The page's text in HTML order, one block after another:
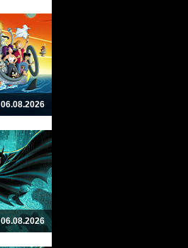
06.08.2026
06.08.2026